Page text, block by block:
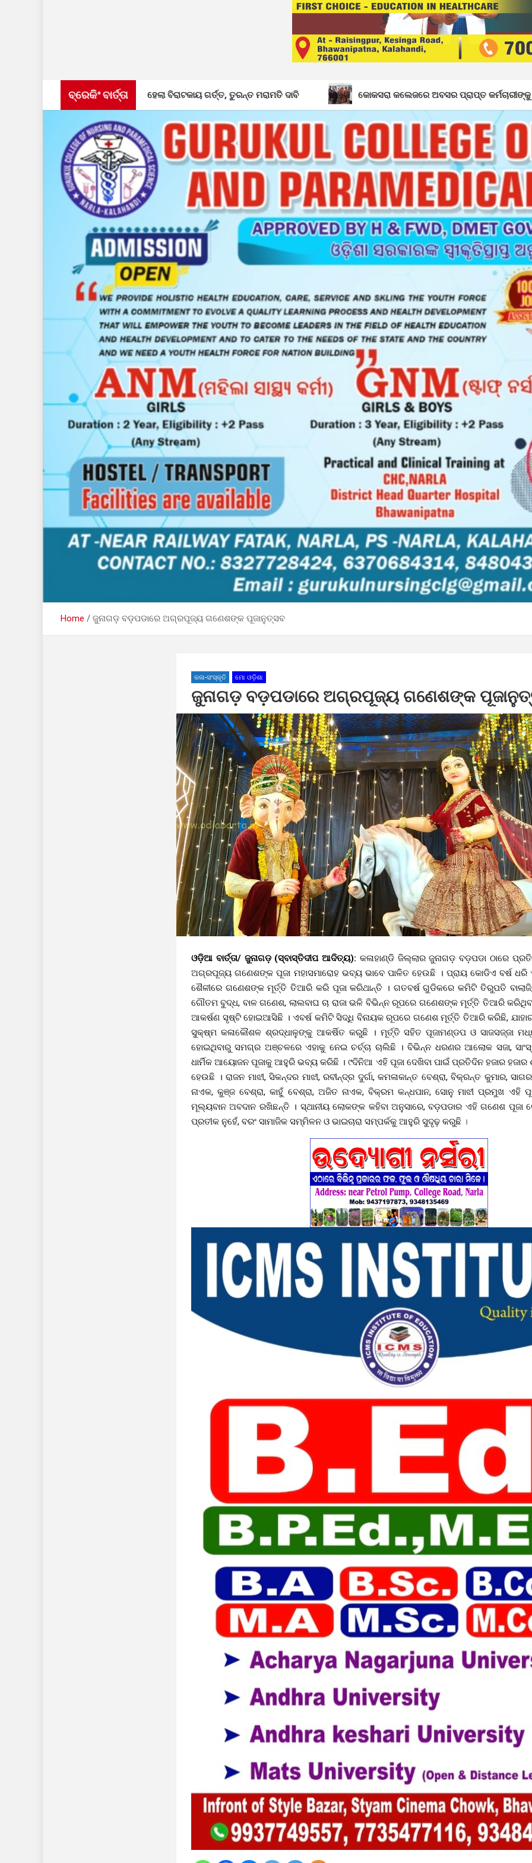
ବ୍ରେକିଂ ବାର୍ତ୍ତା
ପାର୍ଶ୍ୱ, ସୃଷ୍ଟି ହେଲା ବିରାଟକାୟ ଗର୍ତ୍ତ, ତୁରନ୍ତ ମରାମତି ଦାବି କୋକସରା କଲେଜରେ ଅବସର ପ୍ରାପ୍ତ କର୍ମଚାରୀଙ୍କୁ ବିଦାୟ କାଳୀନ ସମ୍ବର୍ଦ୍ଧନା
Home ଜୁନାଗଡ଼ ବଡ଼ପଡାରେ ଅଗ୍ରପୂଜ୍ୟ ଗଣେଶଙ୍କ ପୂଜାନୁତ୍ସବ
କଳା-ସଂସ୍କୃତି ମୋ ଓଡ଼ିଶା
ଜୁନାଗଡ଼ ବଡ଼ପଡାରେ ଅଗ୍ରପୂଜ୍ୟ ଗଣେଶଙ୍କ
ଓଡ଼ିଆ ବାର୍ତ୍ତା/ ଜୁନାଗଡ଼ (ସ୍ବାସ୍ତିଦୀପ ଆଦିତ୍ୟ): କଳାହାଣ୍ଡି ଜିଲ୍ଲାର ଜୁନାଗଡ଼ ବଡ଼ପଡା ଠାରେ
ଅଗ୍ରପୂଜ୍ୟ ଗଣେଶଙ୍କ ପୂଜା ମହାସମାରୋହ ଭବ୍ୟ ଭାବେ ପାଳିତ ହେଉଛି । ପ୍ରାୟ କୋଡିଏ ବର୍ଷ ଧରି
ଶୈଳୀରେ ଗଣେଶଙ୍କ ମୂର୍ତ୍ତି ତିଆରି କରି ପୂଜା କରିଥାନ୍ତି । ଗତବର୍ଷ ଗୁଡିକରେ କମିଟି ତିରୁପତି
ଗୌତମ ବୁଦ୍ଧ, ବାଳ ଗଣେଶ, ଲାଲବାଘ ଚା ରାଜା ଭଳି ବିଭିନ୍ନ ରୂପରେ ଗଣେଶଙ୍କ ମୂର୍ତ୍ତି ତିଆରି
ଆକର୍ଷଣ ସୃଷ୍ଟି ହୋଇଆସିଛି । ଏବର୍ଷ କମିଟି ସିଦ୍ଧି ବିନାୟକ ରୂପରେ ଗଣେଶ ମୂର୍ତ୍ତି ତିଆରି କରିଛି,
ସୁକ୍ଷ୍ମ କଳାକୌଶଳ ଶ୍ରଦ୍ଧାଳୁଙ୍କୁ ଆକର୍ଷିତ କରୁଛି । ମୂର୍ତ୍ତି ସହିତ ପୂଜାମଣ୍ଡପ ଓ ସାଜସଜ୍ଜା
ହୋଇଥିବାରୁ ସମଗ୍ର ଅଞ୍ଚଳରେ ଏହାକୁ ନେଇ ଚର୍ଚ୍ଚା ଚାଲିଛି । ବିଭିନ୍ନ ଧରଣର ଆଲୋକ ସଜା,
ଧାର୍ମିକ ଆୟୋଜନ ପୂଜାକୁ ଆହୁରି ଭବ୍ୟ କରିଛି । ୯ଦିନିଆ ଏହି ପୂଜା ଦେଖିବା ପାଇଁ ପ୍ରତିଦିନ ହଜାର
ହେଉଛି । ରାଜନ ମାଝୀ, ସିକନ୍ଦର ମାଝୀ, ରବୀନ୍ଦ୍ର ଦୁର୍ଗା, କମଳାକାନ୍ତ ବେଶ୍ରା, ବିକ୍ରନ୍ତ କୁମାର,
ନାଏକ, କୁଞ୍ଜ ବେଶ୍ରା, କାହୁଁ ବେଶ୍ରା, ଅଜିତ ନାଏକ, ବିକ୍ରମ କନ୍ଧପାନ, ସୋନୁ ମାଝୀ ପ୍ରମୁଖ ଏହି
ମୂଲ୍ୟବାନ ଅବଦାନ ରଖିଛନ୍ତି । ସ୍ଥାନୀୟ ଲୋକଙ୍କ କହିବା ଅନୁସାରେ, ବଡ଼ପଡାର ଏହି ଗଣେଶ ପୂଜା
ପ୍ରତୀକ ନୁହେଁ, ବରଂ ସାମାଜିକ ସମ୍ମିଳନ ଓ ଭାଇଚାରା ସମ୍ପର୍କକୁ ଆହୁରି ସୁଦୃଢ଼ କରୁଛି ।